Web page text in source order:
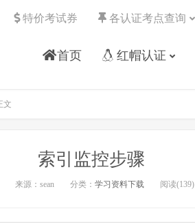
首页 红帽认证
特价考试券 各认证考点查询
文
索引监控步骤
来源：sean 分类： 学习资料下载 阅读(139)